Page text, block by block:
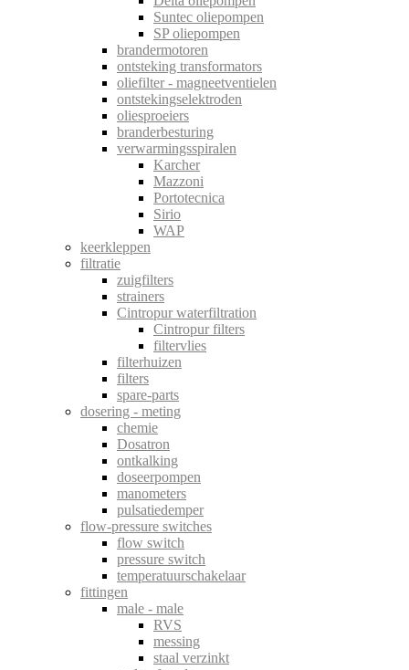
Suntec oliepompen
SP oliepompen
brandermotoren
ontsteking transformators
oliefilter - magneetventielen
ontstekingselektroden
oliesproeiers
branderbesturing
verwarmingsspiralen
Karcher
Mazzoni
Portotecnica
Sirio
WAP
keerkleppen
filtratie
zuigfilters
strainers
Cintropur waterfiltration
Cintropur filters
filtervlies
filterhuizen
filters
spare-parts
dosering - meting
chemie
Dosatron
ontkalking
doseerpompen
manometers
pulsatiedemper
flow-pressure switches
flow switch
pressure switch
temperatuurschakelaar
fittingen
male - male
RVS
messing
staal verzinkt